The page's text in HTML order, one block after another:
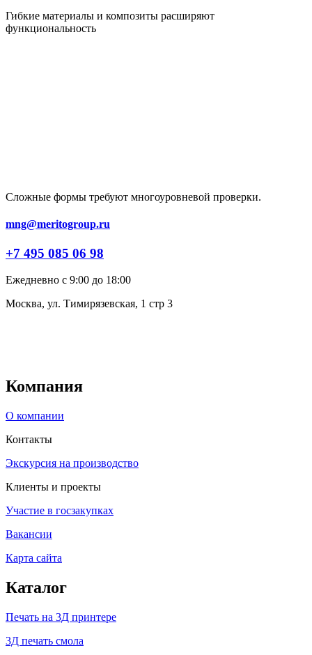
Гибкие материалы и композиты расширяют
функциональность
Сложные формы требуют многоуровневой проверки.
mng@meritogroup.ru
+7 495 085 06 98
Ежедневно с 9:00 до 18:00
Москва, ул. Тимирязевская, 1 стр 3
Компания
О компании
Контакты
Экскурсия на производство
Клиенты и проекты
Участие в госзакупках
Вакансии
Карта сайта
Каталог
Печать на 3Д принтере
3Д печать смола